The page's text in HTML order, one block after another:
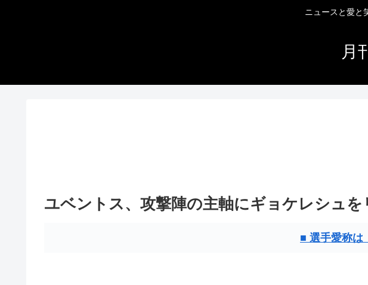
ニュースと愛と
月
ユベントス、攻撃陣の主軸にギョケレシュ
■ 選手愛称は